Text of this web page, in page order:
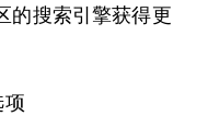
的搜索引擎获得更